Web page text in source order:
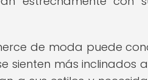
de moda puede
sienten más